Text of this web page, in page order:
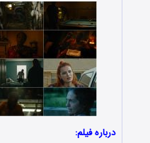
درباره فیلم: